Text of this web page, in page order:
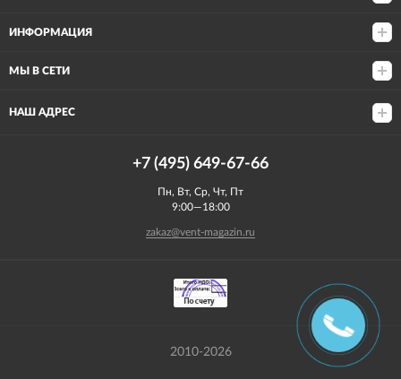
ИНФОРМАЦИЯ
МЫ В СЕТИ
НАШ АДРЕС
+7 (495) 649-67-66
Пн, Вт, Ср, Чт, Пт
9:00—18:00
zakaz@vent-magazin.ru
2010-2026